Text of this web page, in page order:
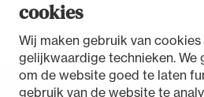
cookies
Wij maken gebruik van cookies
gelijkwaardige technieken. We
om de website goed te laten
gebruik van de website te